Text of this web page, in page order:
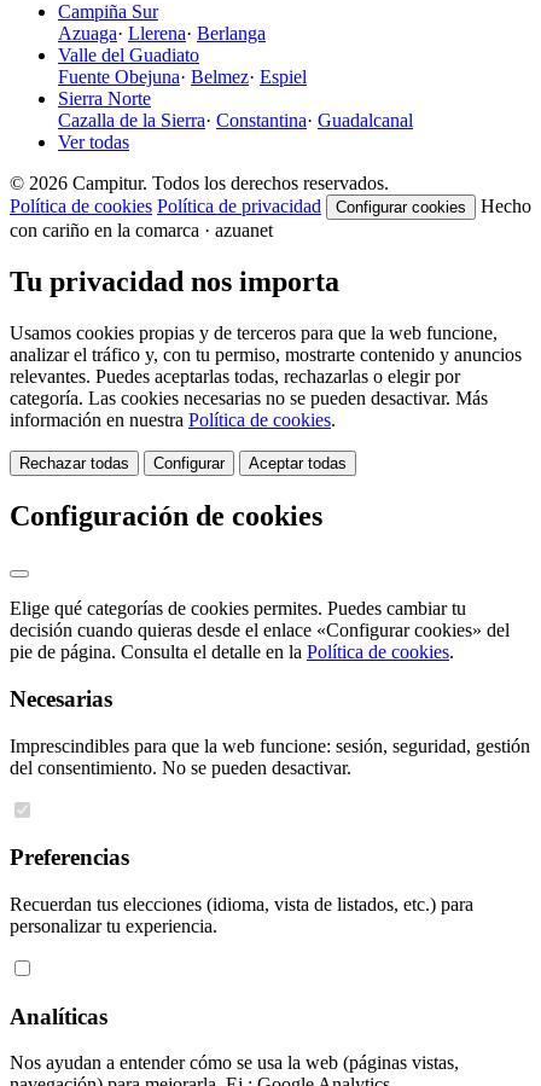
Campiña Sur
Azuaga· Llerena· Berlanga
Valle del Guadiato
Fuente Obejuna· Belmez· Espiel
Sierra Norte
Cazalla de la Sierra· Constantina· Guadalcanal
Ver todas
© 2026 Campitur. Todos los derechos reservados.
Política de cookies Política de privacidad Configurar cookies
Hecho
con cariño en la comarca · azuanet
Tu privacidad nos importa
Usamos cookies propias y de terceros para que la web funcione,
analizar el tráfico y, con tu permiso, mostrarte contenido y anuncios
relevantes. Puedes aceptarlas todas, rechazarlas o elegir por
categoría. Las cookies necesarias no se pueden desactivar. Más
información en nuestra Política de cookies.
Rechazar todas Configurar Aceptar todas
Configuración de cookies
Elige qué categorías de cookies permites. Puedes cambiar tu
decisión cuando quieras desde el enlace «Configurar cookies» del
pie de página. Consulta el detalle en la Política de cookies.
Necesarias
Imprescindibles para que la web funcione: sesión, seguridad, gestión
del consentimiento. No se pueden desactivar.
Preferencias
Recuerdan tus elecciones (idioma, vista de listados, etc.) para
personalizar tu experiencia.
Analíticas
Nos ayudan a entender cómo se usa la web (páginas vistas,